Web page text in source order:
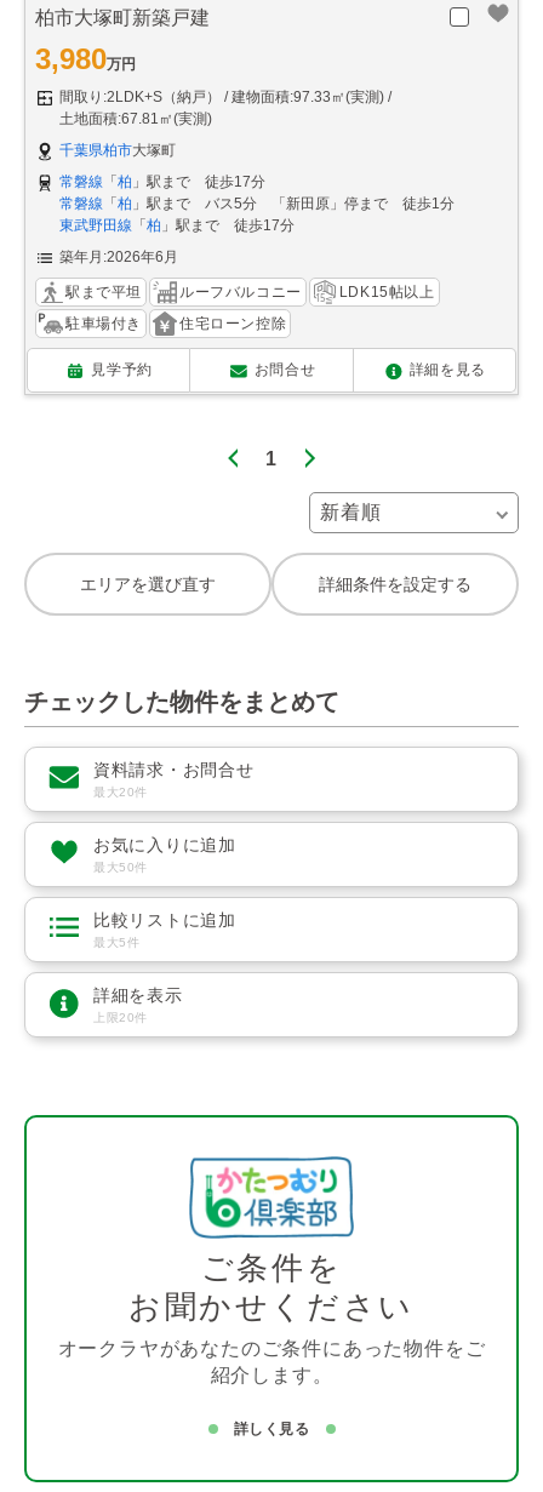
柏市大塚町新築戸建
3,980万円
間取り:2LDK+S（納戸）
建物面積:97.33㎡(実測)
土地面積:67.81㎡(実測)
千葉県柏市大塚町
常磐線 「 柏 」駅まで 徒歩17分
常磐線 「 柏 」駅まで バス5分 「新田原」停まで 徒歩1分
東武野田線 「 柏 」駅まで 徒歩17分
築年月:2026年6月
駅まで平坦 ルーフバルコニー
LDK15帖以上
駐車場付き
住宅ローン控除
見学予約 お問合せ 詳細を見る
1
エリアを選び直す 詳細条件を設定する
チェックした物件をまとめて
資料請求・お問合せ
最大20件
お気に入りに追加
最大50件
比較リストに追加
最大5件
詳細を表示
上限20件
ご条件を
お聞かせください
オークラヤがあなたのご条件にあった物件をご
紹介します。
詳しく見る